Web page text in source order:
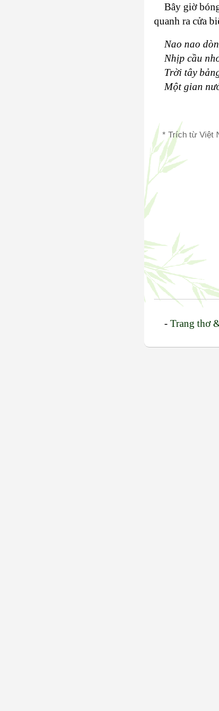
Bây giờ
quanh ra cửa
Nao nao
Nhịp cầu
Trời tây
Một gian
* Trích từ Việt
-Trang thơ